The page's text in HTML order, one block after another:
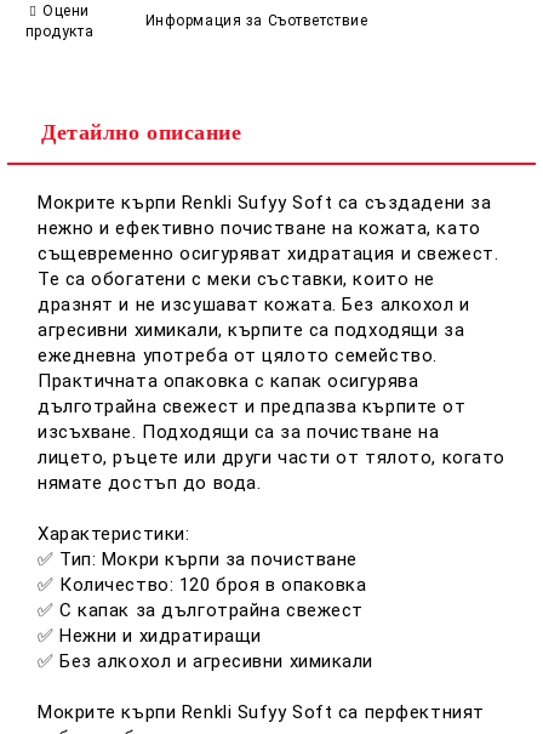
Съгласен съм с
Ние ще се свържем с вас в рамките на работния ден.
Оцени
продукта
Информация за Съответствие
Детайлно описание
Мокрите кърпи Renkli Sufyy Soft са създадени за
нежно и ефективно почистване на кожата, като
същевременно осигуряват хидратация и свежест.
Те са обогатени с меки съставки, които не
дразнят и не изсушават кожата. Без алкохол и
агресивни химикали, кърпите са подходящи за
ежедневна употреба от цялото семейство.
Практичната опаковка с капак осигурява
дълготрайна свежест и предпазва кърпите от
изсъхване. Подходящи са за почистване на
лицето, ръцете или други части от тялото, когато
нямате достъп до вода.
Характеристики:
✅ Тип: Мокри кърпи за почистване
✅ Количество: 120 броя в опаковка
✅ С капак за дълготрайна свежест
✅ Нежни и хидратиращи
✅ Без алкохол и агресивни химикали
Мокрите кърпи Renkli Sufyy Soft са перфектният